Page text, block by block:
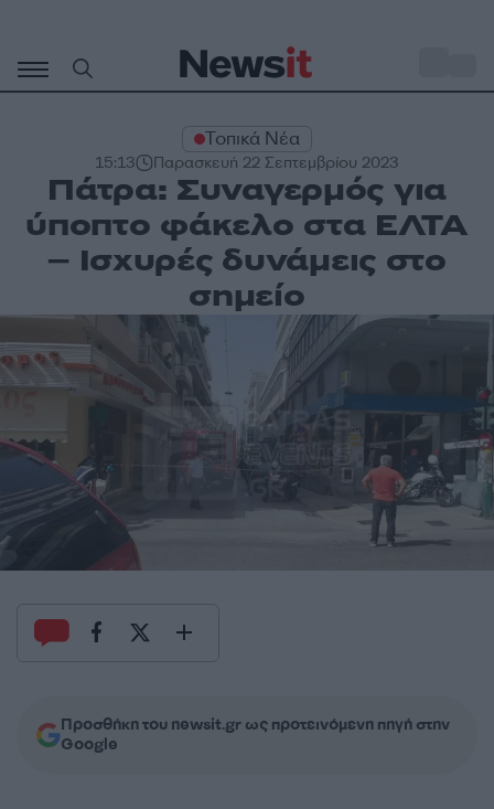
περιεχόμενο
Τοπικά Νέα
15:13 Παρασκευή 22 Σεπτεμβρίου 2023
Πάτρα: Συναγερμός για
ύποπτο φάκελο στα ΕΛΤΑ
– Ισχυρές δυνάμεις στο
σημείο
Προσθήκη του newsit.gr ως προτεινόμενη πηγή στην
Google